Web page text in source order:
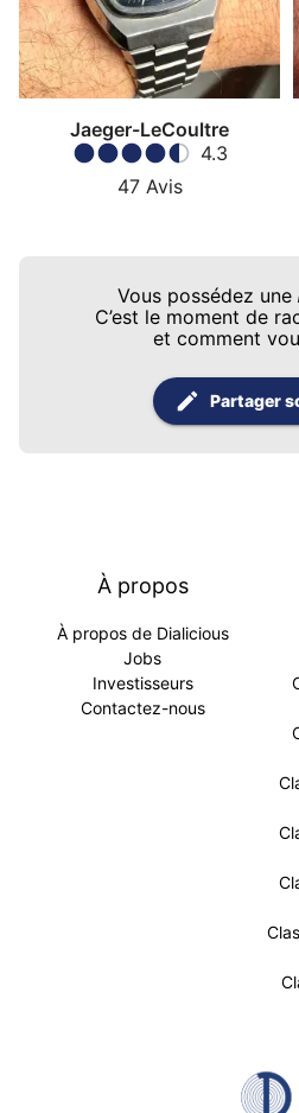
Jaeger-LeCoultre
4.3
47 Avis
Vous possédez une
C’est le moment de
et comment
Partager
À propos
À propos de Dialicious
Jobs
Investisseurs
Contactez-nous